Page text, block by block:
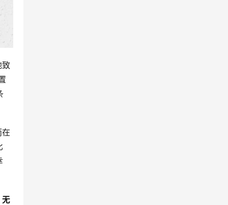
无